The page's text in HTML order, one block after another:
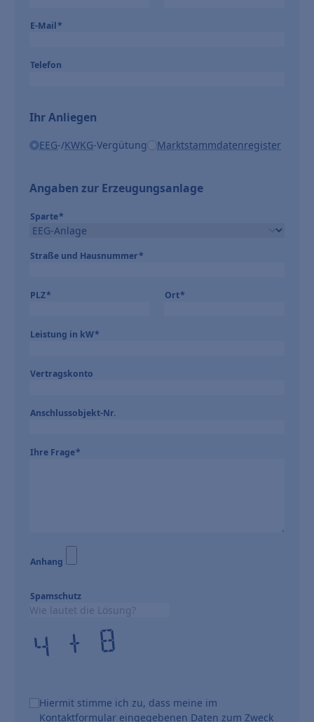
E-Mail*
Telefon
Ihr Anliegen
EEG-/KWKG-Vergütung Marktstammdatenregister
Angaben zur Erzeugungsanlage
Sparte*
Straße und Hausnummer*
PLZ* Ort*
Leistung in kW*
Vertragskonto
Anschlussobjekt-Nr.
Ihre Frage*
Anhang
Spamschutz
Hiermit stimme ich zu, dass meine im
Kontaktformular eingegebenen Daten zum Zweck